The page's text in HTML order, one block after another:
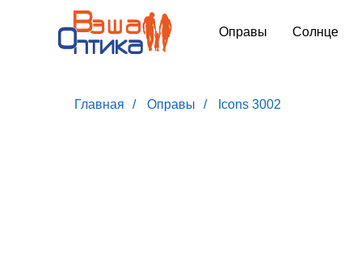
Оправы Солнце
Главная / Оправы / Icons 3002